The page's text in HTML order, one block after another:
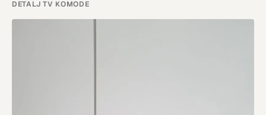
DETALJ TV KOMODE